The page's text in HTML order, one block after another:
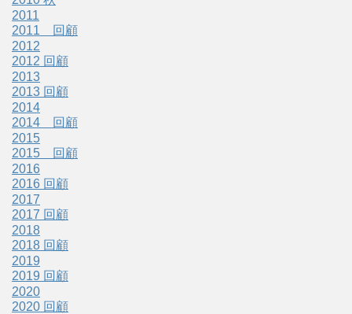
2011
2011 回顧
2012
2012 回顧
2013
2013 回顧
2014
2014 回顧
2015
2015 回顧
2016
2016 回顧
2017
2017 回顧
2018
2018 回顧
2019
2019 回顧
2020
2020 回顧